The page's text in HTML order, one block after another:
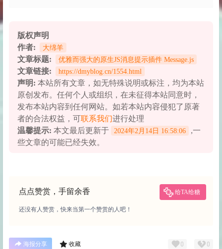
版权声明
作者:
大绵羊
文章标题: 优雅而强大的原生JS消息提示插件 Message.js
文章链接: https://dmyblog.cn/1554.html
声明: 本站所有文章，如无特殊说明或标注，均为本站
原创发布。任何个人或组织，在未征得本站同意时，
发布本站内容到任何网站。如若本站内容侵犯了原著
者的合法权益，可联系我们进行处理
温馨提示: 本文最后更新于 2024年2月14日 16:58:06
,一
些文章的可能已经失效。
点点赞赏，手留余香 给TA给糖
还没有人赞赏，快来当第一个赞赏的人吧！
海报分享 收藏 0 0